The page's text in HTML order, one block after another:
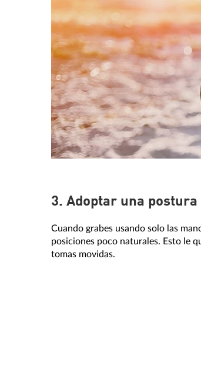
3. Adoptar una postura
Cuando grabes usando solo las
posiciones poco naturales. Esto le
tomas movidas.